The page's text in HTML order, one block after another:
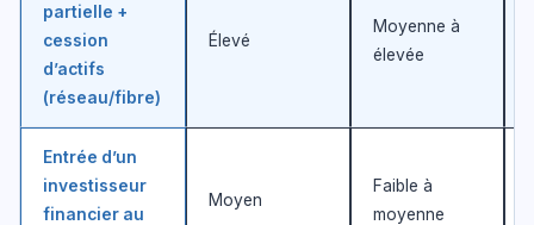
partielle +
cession
d’actifs
(réseau/fibre)
Élevé
Moyenne à
élevée
Entrée d’un
investisseur
financier au
Moyen
Faible à
moyenne